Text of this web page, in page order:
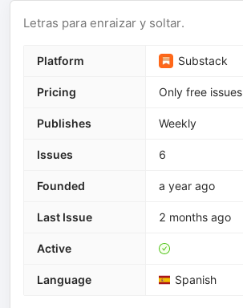
Letras para enraizar y soltar.
Platform Substack
Pricing Only free issues
Publishes Weekly
Issues 6
Founded a year ago
Last Issue 2 months ago
Active
Language Spanish